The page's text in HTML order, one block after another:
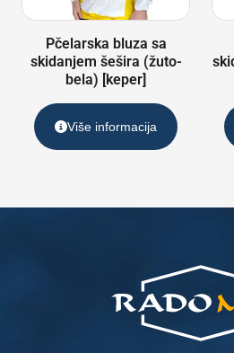
Pčelarska bluza sa
skidanjem šešira (žuto-
bela) [keper]
Više informacija